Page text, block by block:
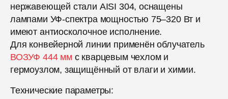
нержавеющей стали AISI 304, оснащены
лампами УФ-спектра мощностью 75–320 Вт и
имеют антиосколочное исполнение.
Для конвейерной линии применён облучатель
ВОЗУФ 444 ммс кварцевым чехлом и
гермоузлом, защищённый от влаги и химии.
Технические параметры: